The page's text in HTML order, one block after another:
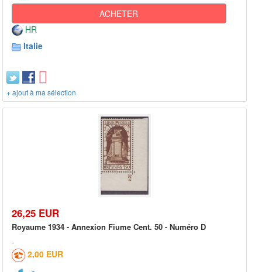
ACHETER
HR
Italie
+ ajout à ma sélection
26,25 EUR
Royaume 1934 - Annexion Fiume Cent. 50 - Numéro D
2,00 EUR